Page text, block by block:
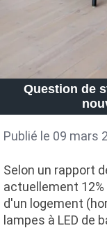
Question de
Publié le 09 mars
Selon un rapport
actuellement
d'un logement
lampes à LED de